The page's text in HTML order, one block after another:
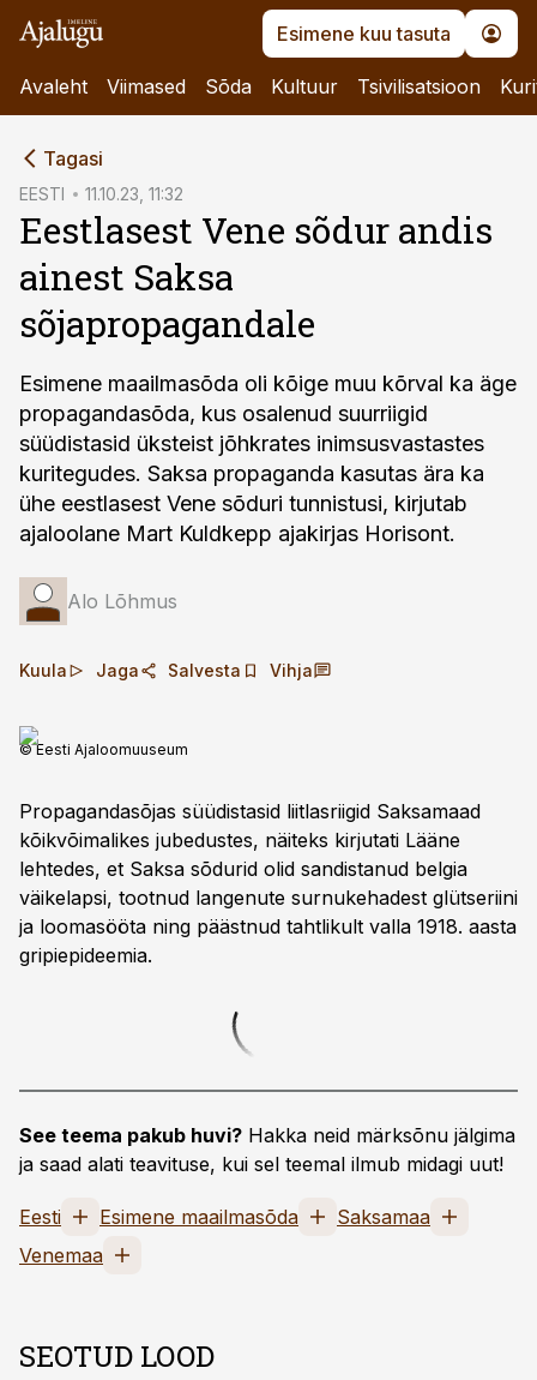
Esimene kuu tasuta
Avaleht Viimased Sõda Kultuur Tsivilisatsioon
Tagasi
EESTI 11.10.23, 11:32
Eestlasest Vene sõdur andis
ainest Saksa
sõjapropagandale
Esimene maailmasõda oli kõige muu kõrval ka äge
propagandasõda, kus osalenud suurriigid
süüdistasid üksteist jõhkrates inimsusvastastes
kuritegudes. Saksa propaganda kasutas ära ka
ühe eestlasest Vene sõduri tunnistusi, kirjutab
ajaloolane Mart Kuldkepp ajakirjas Horisont.
Alo Lõhmus
Kuula Jaga Salvesta Vihja
© Eesti Ajaloomuuseum
Propagandasõjas süüdistasid liitlasriigid Saksamaad
kõikvõimalikes jubedustes, näiteks kirjutati Lääne
lehtedes, et Saksa sõdurid olid sandistanud belgia
väikelapsi, tootnud langenute surnukehadest glütseriini
ja loomasööta ning päästnud tahtlikult valla 1918. aasta
gripiepideemia.
See teema pakub huvi? Hakka neid märksõnu jälgima
ja saad alati teavituse, kui sel teemal ilmub midagi uut!
Eesti Esimene maailmasõda
Saksamaa
Venemaa
SEOTUD LOOD